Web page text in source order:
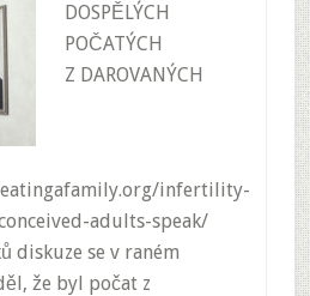
DOSPĚLÝCH
POČATÝCH
Z DAROVANÝCH
infertility-
adults-speak/
diskuze se v raném
že byl počat z